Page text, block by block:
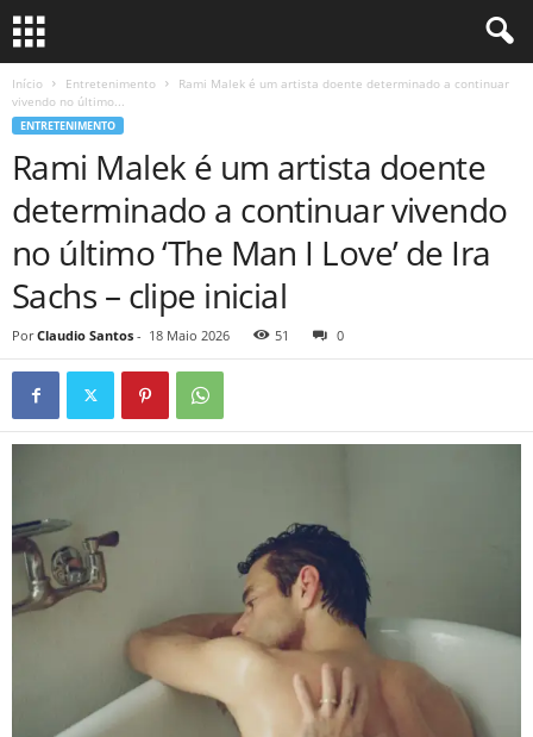
Início Entretenimento
Rami Malek é um artista doente determinado a continuar
vivendo no último...
ENTRETENIMENTO
Rami Malek é um artista doente
determinado a continuar vivendo
no último ‘The Man I Love’ de Ira
Sachs – clipe inicial
Por Claudio Santos - 18 Maio 2026 51 0